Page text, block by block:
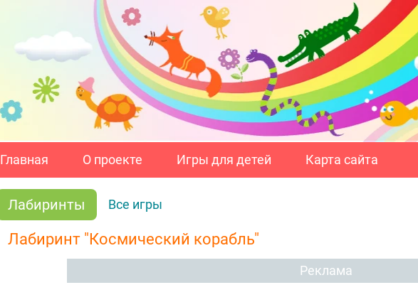
Главная О проекте Игры для детей Карта сайта
Лабиринты Все игры
Лабиринт "Космический корабль"
Реклама